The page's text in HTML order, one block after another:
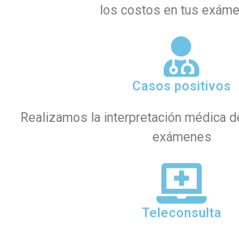
los costos en tus
Casos positivos
Realizamos la interpretación médica
exámenes
Teleconsulta